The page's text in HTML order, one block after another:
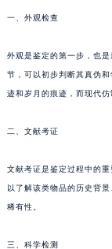
一、外观检查
外观是鉴定的第一步，也
节，可以初步判断其真伪
迹和岁月的痕迹，而现代
二、文献考证
文献考证是鉴定过程中的
以了解该类物品的历史背
稀有性。
三、科学检测